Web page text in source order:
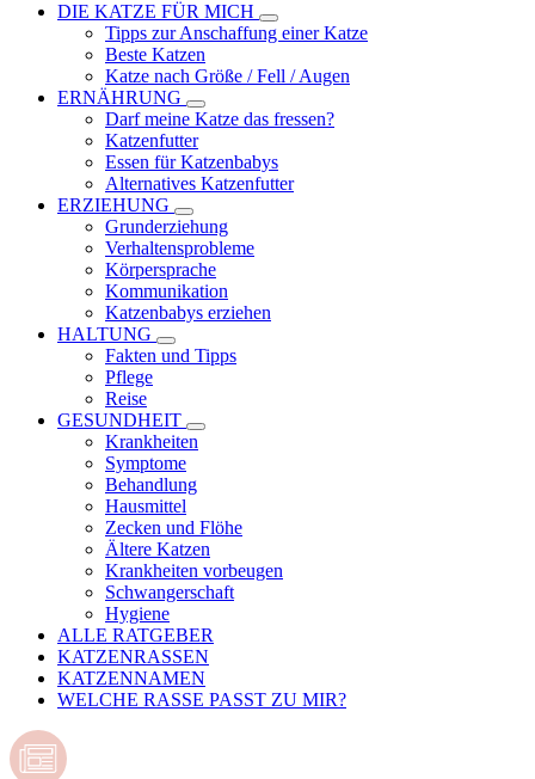
DIE KATZE FÜR MICH
Tipps zur Anschaffung einer Katze
Beste Katzen
Katze nach Größe / Fell / Augen
ERNÄHRUNG
Darf meine Katze das fressen?
Katzenfutter
Essen für Katzenbabys
Alternatives Katzenfutter
ERZIEHUNG
Grunderziehung
Verhaltensprobleme
Körpersprache
Kommunikation
Katzenbabys erziehen
HALTUNG
Fakten und Tipps
Pflege
Reise
GESUNDHEIT
Krankheiten
Symptome
Behandlung
Hausmittel
Zecken und Flöhe
Ältere Katzen
Krankheiten vorbeugen
Schwangerschaft
Hygiene
ALLE RATGEBER
KATZENRASSEN
KATZENNAMEN
WELCHE RASSE PASST ZU MIR?